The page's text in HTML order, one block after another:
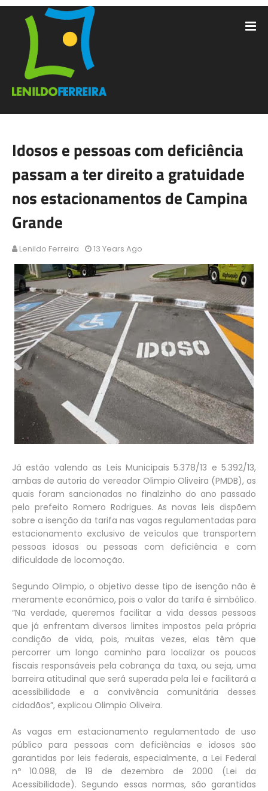
Idosos e pessoas com deficiência
passam a ter direito a gratuidade
nos estacionamentos de Campina
Grande
Lenildo Ferreira 13 Years Ago
Já estão valendo as Leis Municipais 5.378/13 e 5.392/13,
ambas de autoria do vereador Olimpio Oliveira (PMDB), as
quais foram sancionadas no finalzinho do ano passado
pelo prefeito Romero Rodrigues. As novas leis dispõem
sobre a isenção da tarifa nas vagas regulamentadas para
estacionamento exclusivo de veículos que transportem
pessoas idosas ou pessoas com deficiência e com
dificuldade de locomoção.
Segundo Olimpio, o objetivo desse tipo de isenção não é
meramente econômico, pois o valor da tarifa é simbólico.
“Na verdade, queremos facilitar a vida dessas pessoas
que já enfrentam diversos limites impostos pela própria
condição de vida, pois, muitas vezes, elas têm que
percorrer um longo caminho para localizar os poucos
fiscais responsáveis pela cobrança da taxa, ou seja, uma
barreira atitudinal que será superada pela lei e facilitará a
acessibilidade e a convivência comunitária desses
cidadãos”, explicou Olimpio Oliveira.
As vagas em estacionamento regulamentado de uso
público para pessoas com deficiências e idosos são
garantidas por leis federais, especialmente, a Lei Federal
nº 10.098, de 19 de dezembro de 2000 (Lei da
Acessibilidade). Segundo essas normas, são garantidas